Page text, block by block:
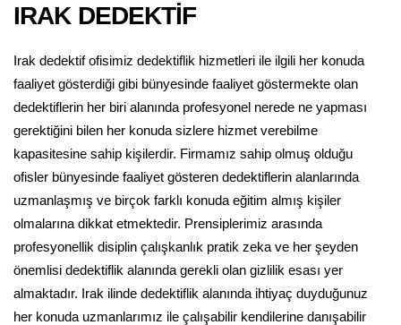
IRAK DEDEKTİF
Irak dedektif ofisimiz dedektiflik hizmetleri ile ilgili her konuda
faaliyet gösterdiği gibi bünyesinde faaliyet göstermekte olan
dedektiflerin her biri alanında profesyonel nerede ne yapması
gerektiğini bilen her konuda sizlere hizmet verebilme
kapasitesine sahip kişilerdir. Firmamız sahip olmuş olduğu
ofisler bünyesinde faaliyet gösteren dedektiflerin alanlarında
uzmanlaşmış ve birçok farklı konuda eğitim almış kişiler
olmalarına dikkat etmektedir. Prensiplerimiz arasında
profesyonellik disiplin çalışkanlık pratik zeka ve her şeyden
önemlisi dedektiflik alanında gerekli olan gizlilik esası yer
almaktadır. Irak ilinde dedektiflik alanında ihtiyaç duyduğunuz
her konuda uzmanlarımız ile çalışabilir kendilerine danışabilir